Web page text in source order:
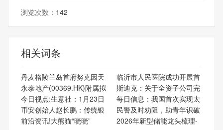
浏览次数： 142
相关词条
丹麦格陵兰岛首府努克因天
临沂市人民医院成功开展首
永泰地产(00369.HK)附属拟
斯迪克：关于全资子公司完
今日视点:生意社：1月23日
每日信息：我国首次实现太
币安创始人赵长鹏：传统银
民警及时劝阻，助青年识破
前沿资讯!大熊猫“晓晓”
2026年新型储能龙头梳理-